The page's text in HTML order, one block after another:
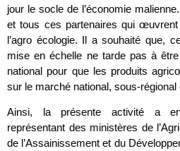
jour le socle de l’économie
et tous ces partenaires qui œuvrent
l’agro écologie. Il a souhaité que,
mise en échelle ne tarde pas à
national pour que les produits
sur le marché national, sous-régional
Ainsi, la présente activité a
représentant des ministères de
de l’Assainissement et du